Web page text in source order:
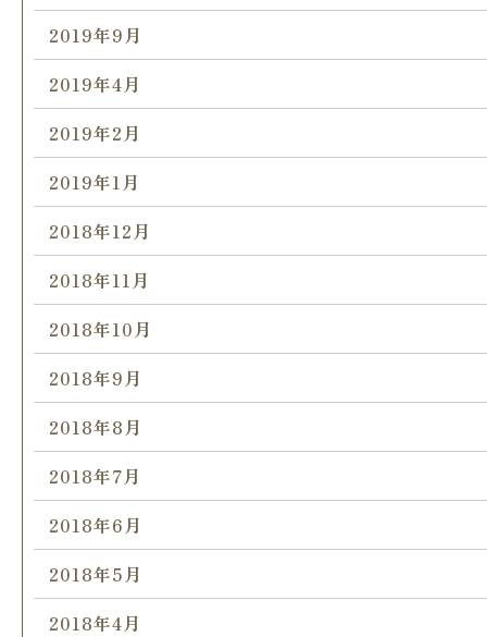
2019年9月
2019年4月
2019年2月
2019年1月
2018年12月
2018年11月
2018年10月
2018年9月
2018年8月
2018年7月
2018年6月
2018年5月
2018年4月